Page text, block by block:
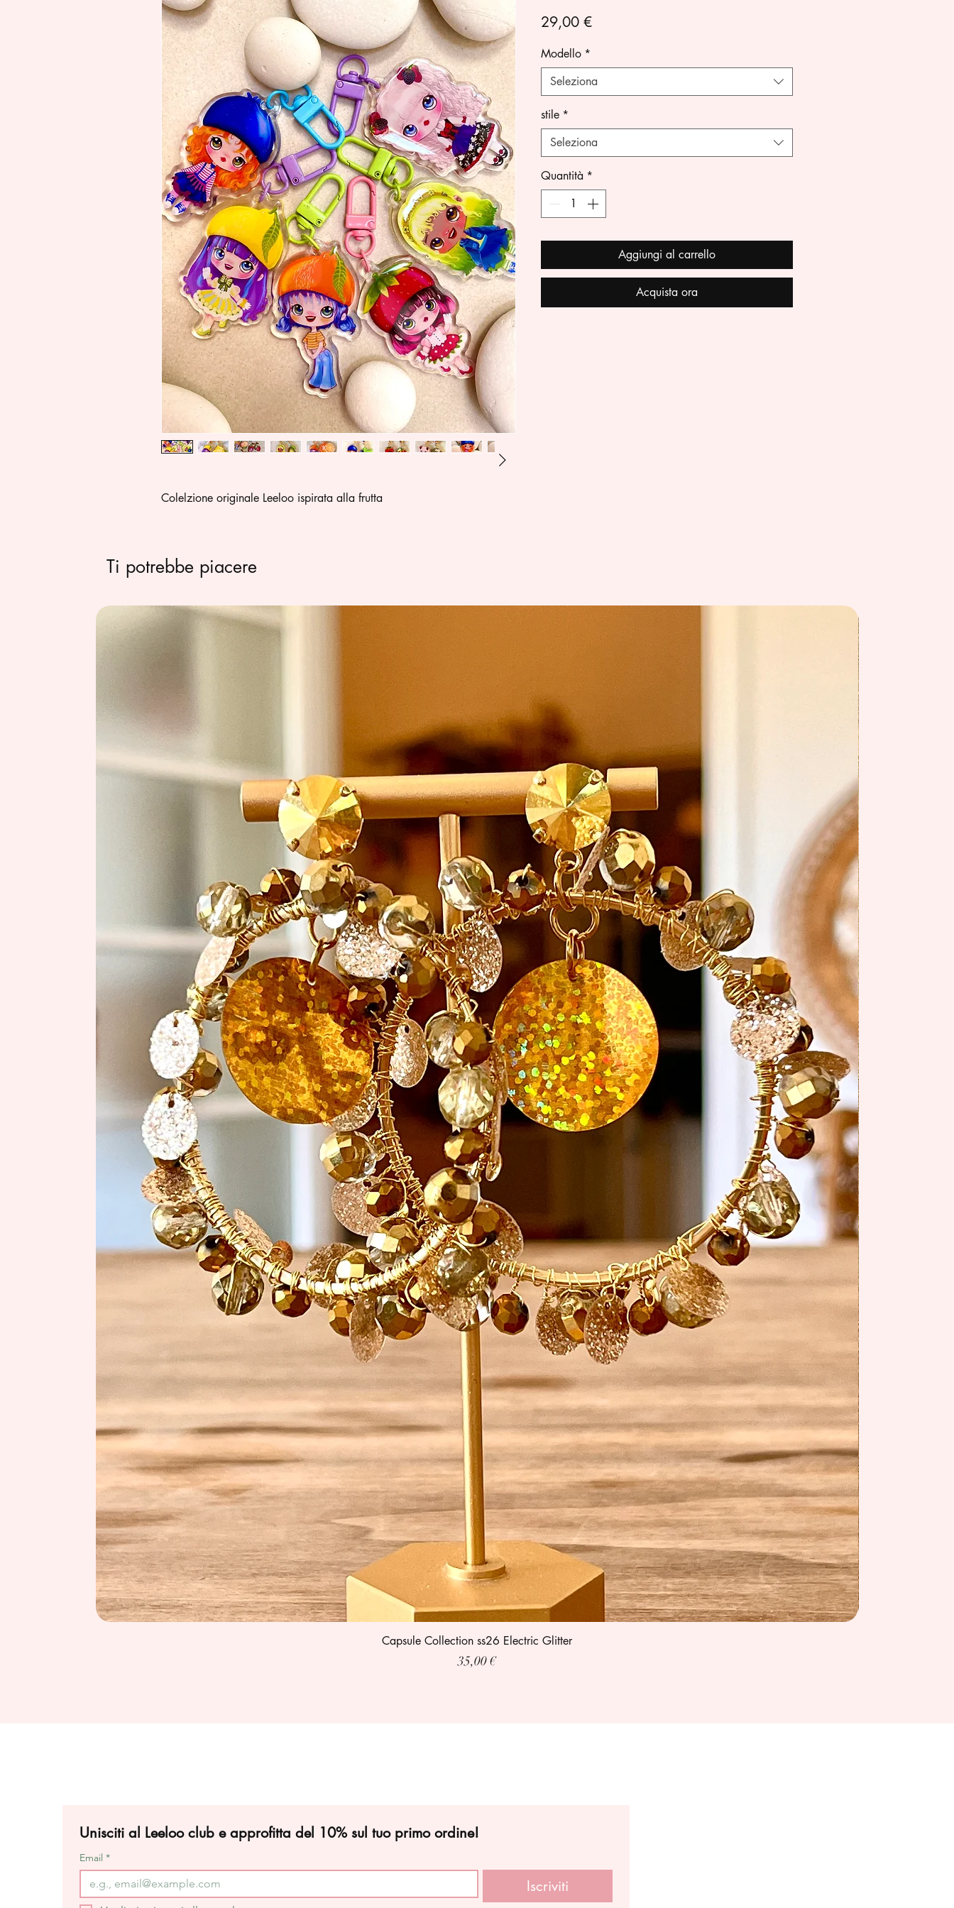
Colelzione originale Leeloo ispirata alla frutta
29,00 €Prezzo
Modello *
Seleziona
stile *
Seleziona
Quantità *
Aggiungi al carrello
Acquista ora
Ti potrebbe piacere
Capsule Collection ss26 Electric Glitter
Prezzo
35,00 €
Unisciti al Leeloo club e approfitta del 10% sul tuo primo ordine!
Email *
Iscriviti